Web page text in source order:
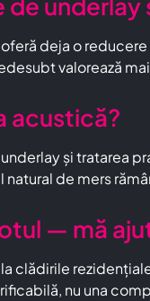
deja o
valorează
acustică?
și tratarea
de mers
— mă
nu una